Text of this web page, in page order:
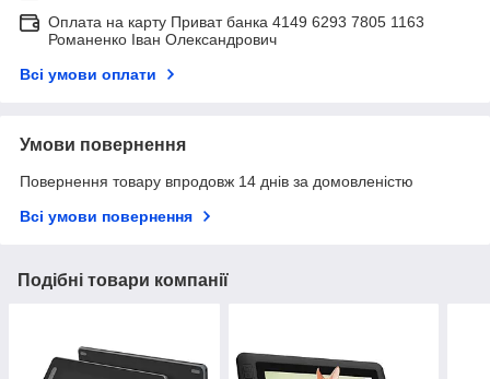
Оплата на карту Приват банка 4149 6293 7805 1163
Романенко Іван Олександрович
Всі умови оплати
Умови повернення
Повернення товару впродовж 14 днів за домовленістю
Всі умови повернення
Подібні товари компанії